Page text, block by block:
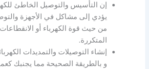
إن التأسيس والتوصيل الخاطئ
يؤدي إلى مشاكل في الأجهزة
من حيث قوة الكهرباء أو
المتكررة.
إنشاء التوصيلات والتمديدات
و بالطريقة الصحيحة مما يجنبك